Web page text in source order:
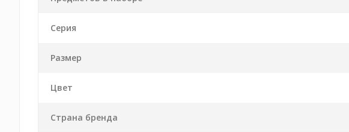
Серия
Размер
Цвет
Страна бренда